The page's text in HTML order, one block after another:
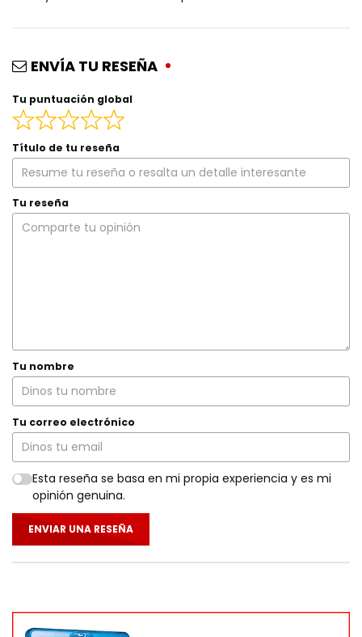
ENVÍA TU RESEÑA
Tu puntuación global
Título de tu reseña
Tu reseña
Tu nombre
Tu correo electrónico
Esta reseña se basa en mi propia experiencia y es mi
opinión genuina.
ENVIAR UNA RESEÑA